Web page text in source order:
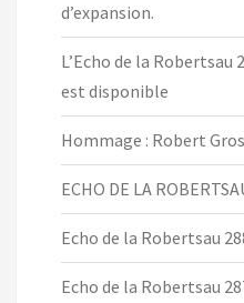
d’expansion.
L’Echo de la Robertsau
est disponible
Hommage : Robert
ECHO DE LA
Echo de la Robertsau
Echo de la Robertsau